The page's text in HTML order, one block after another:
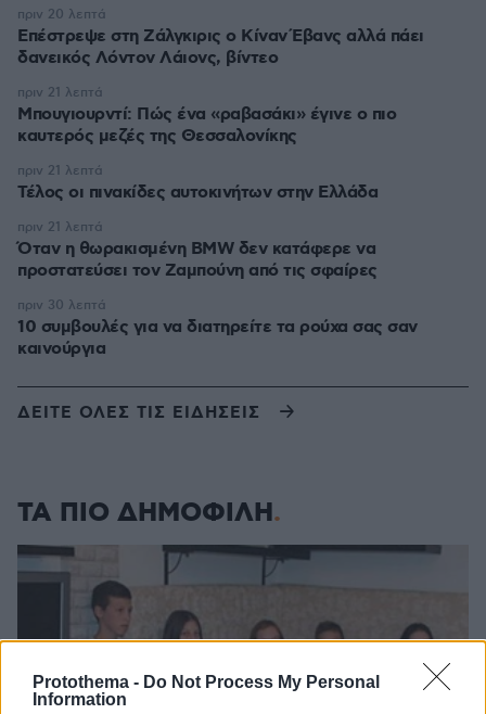
Protothema - Do Not Process My Personal
Information
Επέστρεψε στη Ζάλγκιρις ο Κίναν Έβανς αλλά πάει
δανεικός Λόντον Λάιονς, βίντεο
πριν 20 λεπτά
Μπουγιουρντί: Πώς ένα «ραβασάκι» έγινε ο πιο
καυτερός μεζές της Θεσσαλονίκης
πριν 21 λεπτά
Τέλος οι πινακίδες αυτοκινήτων στην Ελλάδα
πριν 21 λεπτά
Όταν η θωρακισμένη BMW δεν κατάφερε να
προστατεύσει τον Ζαμπούνη από τις σφαίρες
πριν 21 λεπτά
10 συμβουλές για να διατηρείτε τα ρούχα σας σαν
καινούργια
πριν 30 λεπτά
ΔΕΙΤΕ ΟΛΕΣ ΤΙΣ ΕΙΔΗΣΕΙΣ
ΤΑ ΠΙΟ ΔΗΜΟΦΙΛΗ